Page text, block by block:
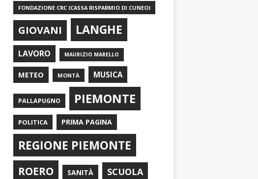
FONDAZIONE CRC (CASSA RISPARMIO DI CUNEO)
GIOVANI LANGHE
LAVORO MAURIZIO MARELLO
METEO MONTÀ MUSICA
PALLAPUGNO PIEMONTE
POLITICA PRIMA PAGINA
REGIONE PIEMONTE
ROERO SANITÀ SCUOLA